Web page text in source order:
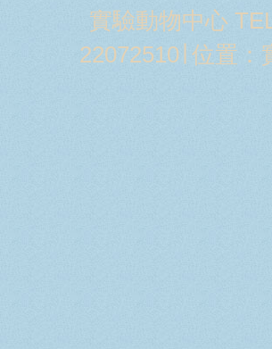
實驗動物中心
22072510∣ 位置